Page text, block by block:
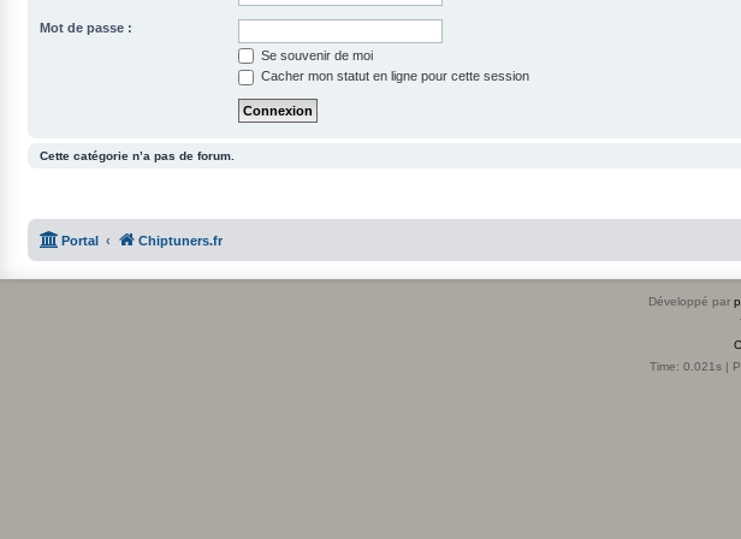
Mot de passe :
Se souvenir de moi
Cacher mon statut en ligne pour cette session
Cette catégorie n’a pas de forum.
Portal Chiptuners.fr
Développé par
Time: 0.021s |